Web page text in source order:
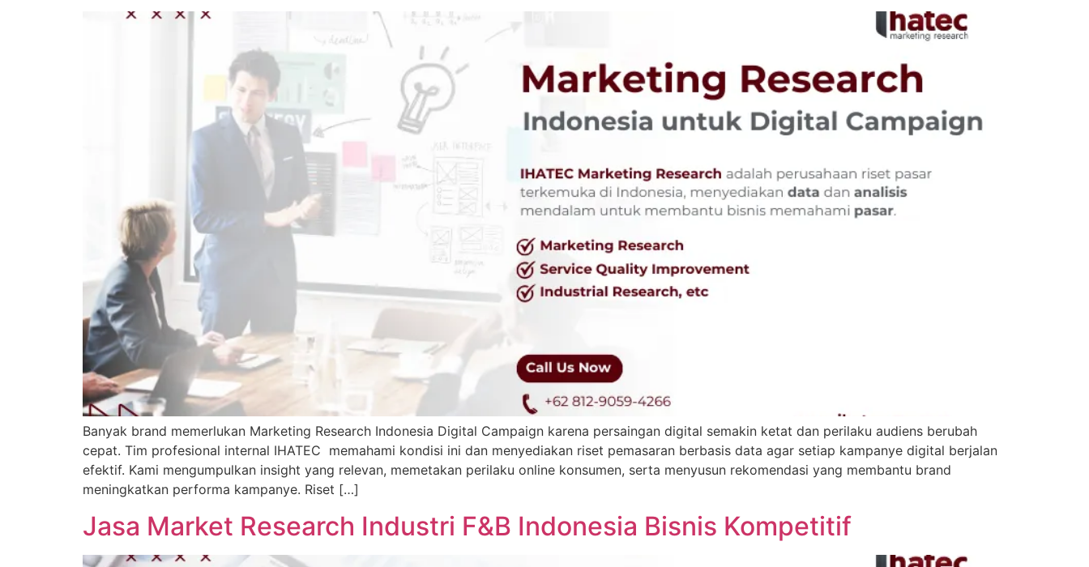
Banyak brand memerlukan Marketing Research Indonesia Digital Campaign karena persaingan digital semakin ketat dan perilaku audiens berubah
cepat. Tim profesional internal IHATEC memahami kondisi ini dan menyediakan riset pemasaran berbasis data agar setiap kampanye digital berjalan
efektif. Kami mengumpulkan insight yang relevan, memetakan perilaku online konsumen, serta menyusun rekomendasi yang membantu brand
meningkatkan performa kampanye. Riset […]
Jasa Market Research Industri F&B Indonesia Bisnis Kompetitif